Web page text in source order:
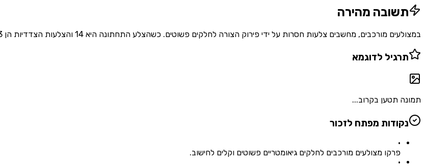
תשובה מהירה
במצולעים מורכבים, מחשבים צלעות חסרות על ידי פירוק הצורה לחלקים פשוטים. כשהצלע התחתונה היא 14 והצלעות הצדדיות הן 3 כל אחת, אורך הצלע העליונה הוא: $14 - 3 - 3 = 8$.
תרגיל לדוגמא
תמונה תטען בקרוב...
נקודות מפתח לזכור
•
פרקו מצולעים מורכבים לחלקים גיאומטריים פשוטים וקלים לחישוב.
•